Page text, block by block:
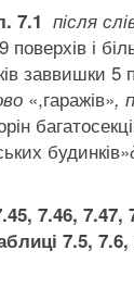
7.1 після
поверхів і
заввишки 5
«,гаражів»,
будинків»
7.46, 7.47,
7.5, 7.6,